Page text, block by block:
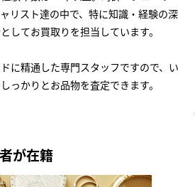
リスト達の中で、特に知識・経験の深
してお買取りを担当しています。
に精通した専門スタッフですので、い
っかりとお品物を査定できます。
が在籍